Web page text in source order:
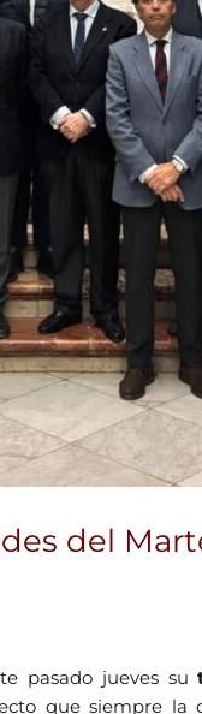
del
pasado jueves su
que siempre la